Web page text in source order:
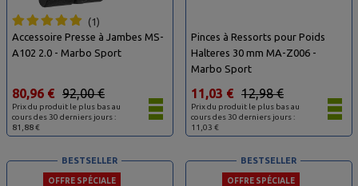
1
Accessoire Presse à Jambes MS-
A102 2.0 - Marbo Sport
Prix du produit le plus bas au
cours des 30 derniers jours :
81,88 €
92,00 €
80,96 €
Pinces à Ressorts pour Poids
Halteres 30 mm MA-Z006 -
Marbo Sport
Prix du produit le plus bas au
cours des 30 derniers jours :
11,03 €
12,98 €
11,03 €
OFFRE SPÉCIALE
BESTSELLER
OFFRE SPÉCIALE
BESTSELLER